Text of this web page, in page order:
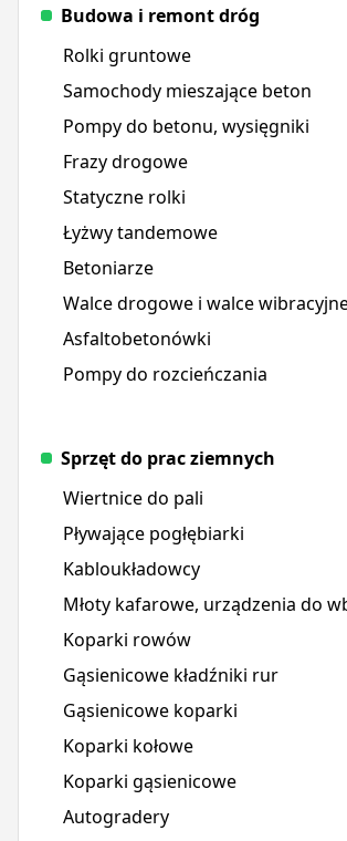
Budowa i remont dróg
Rolki gruntowe
Samochody mieszające beton
Pompy do betonu, wysięgniki
Frazy drogowe
Statyczne rolki
Łyżwy tandemowe
Betoniarze
Walce drogowe i walce
Asfaltobetonówki
Pompy do rozcieńczania
Sprzęt do prac ziemnych
Wiertnice do pali
Pływające pogłębiarki
Kabloukładowcy
Młoty kafarowe, urządzenia do
Koparki rowów
Gąsienicowe kładźniki rur
Gąsienicowe koparki
Koparki kołowe
Koparki gąsienicowe
Autogradery